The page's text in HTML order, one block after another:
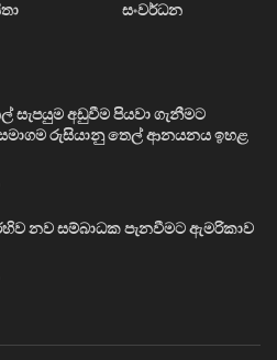
සංවර්ධන
සැපයුම අඩුවීම පියවා ගැනීමට
රුසියානු තෙල් ආනයනය ඉහළ
නව සම්බාධක පැනවීමට ඇමරිකාව